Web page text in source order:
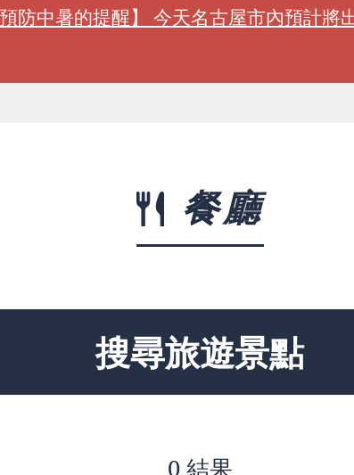
防中暑的提醒】 今天名古屋市內預計
餐廳
搜尋旅遊景點
0 結果